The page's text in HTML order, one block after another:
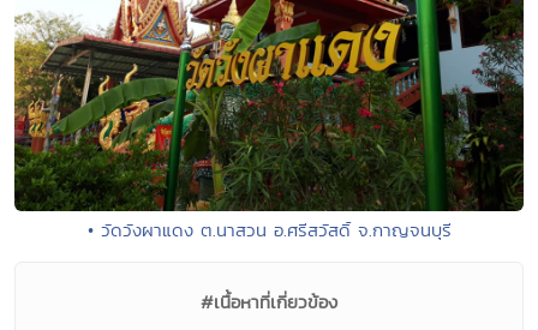
• วัดวังผาแดง ต.นาสวน อ.ศรีสวัสดิ์ จ.กาญจนบุรี
#เนื้อหาที่เกี่ยวข้อง